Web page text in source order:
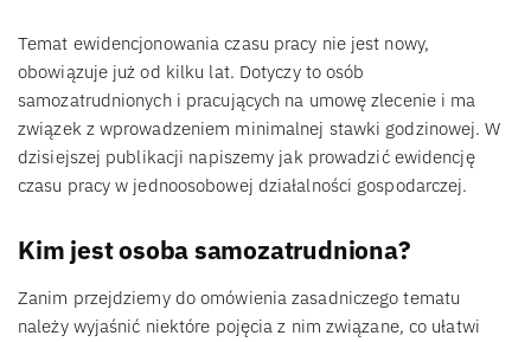
Temat ewidencjonowania czasu pracy nie jest nowy,
obowiązuje już od kilku lat. Dotyczy to osób
samozatrudnionych i pracujących na umowę zlecenie i ma
związek z wprowadzeniem minimalnej stawki godzinowej. W
dzisiejszej publikacji napiszemy jak prowadzić ewidencję
czasu pracy w jednoosobowej działalności gospodarczej.
Kim jest osoba samozatrudniona?
Zanim przejdziemy do omówienia zasadniczego tematu
należy wyjaśnić niektóre pojęcia z nim związane, co ułatwi